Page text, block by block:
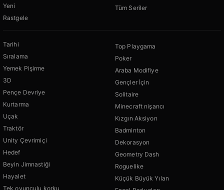
Yeni
Rastgele
Tüm Seriler
Tarihi
Sıralama
Yemek Pişirme
3D
Pençe Devriye
Kurtarma
Uçak
Traktör
Unity Çevrimiçi
Hedef
Beyin Jimnastiği
Hayalet
Tek oyunculu korku
Top Playgama
Poker
Araba Modifiye
Gençler İçin
Solitaire
Minecraft nişancı
Kızgın Aksiyon
Badminton
Dekorasyon
Geometry Dash
Roguelike
Küçük Büyük Yılan